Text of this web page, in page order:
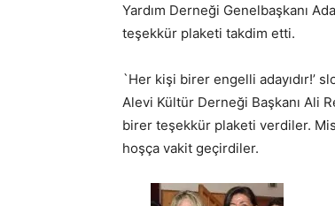
Yardım Derneği Genelbaşkanı
teşekkür plaketi takdim etti.
`Her kişi birer engelli adayıdır!’
Alevi Kültür Derneği Başkanı Ali
birer teşekkür plaketi verdiler.
hoşça vakit geçirdiler.